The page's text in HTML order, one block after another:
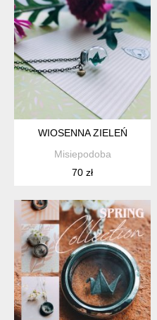
WIOSENNA ZIELEŃ
Misiepodoba
70 zł